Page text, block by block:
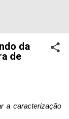
da
de
a caracterização